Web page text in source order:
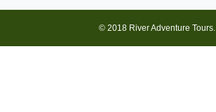
© 2018 River Adventure Tours.